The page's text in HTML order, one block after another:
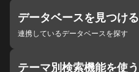
データベースを見つける
連携しているデータベースを探す
テーマ別検索機能を使う